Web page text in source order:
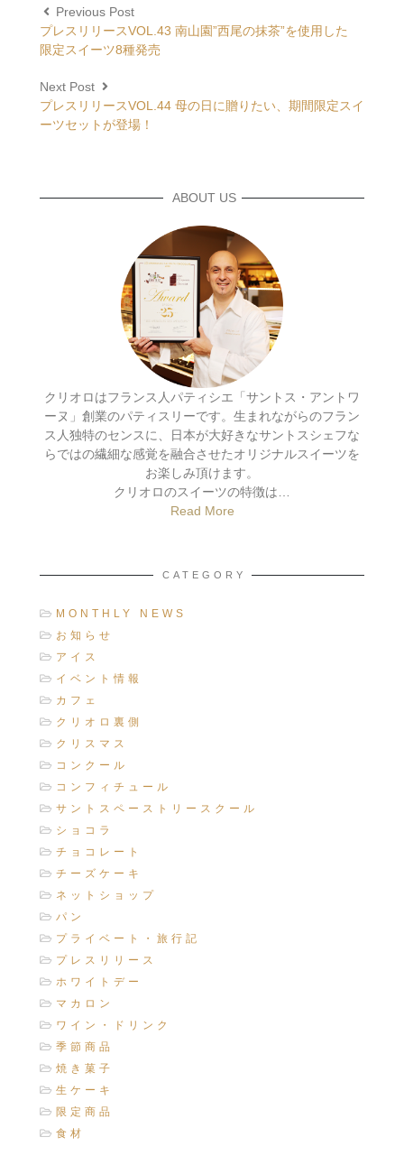
Previous Post
プレスリリースVOL.43 南山園”西尾の抹茶”を使用した
限定スイーツ8種発売
Next Post
プレスリリースVOL.44 母の日に贈りたい、期間限定スイ
ーツセットが登場！
ABOUT US
クリオロはフランス人パティシエ「サントス・アントワ
ーヌ」創業のパティスリーです。生まれながらのフラン
ス人独特のセンスに、日本が大好きなサントスシェフな
らではの繊細な感覚を融合させたオリジナルスイーツを
お楽しみ頂けます。
クリオロのスイーツの特徴は…
Read More
CATEGORY
MONTHLY NEWS
お知らせ
アイス
イベント情報
カフェ
クリオロ裏側
クリスマス
コンクール
コンフィチュール
サントスペーストリースクール
ショコラ
チョコレート
チーズケーキ
ネットショップ
パン
プライベート・旅行記
プレスリリース
ホワイトデー
マカロン
ワイン・ドリンク
季節商品
焼き菓子
生ケーキ
限定商品
食材